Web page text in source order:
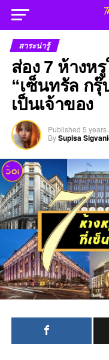
สาระน่ารู้
ส่อง 7 ห้างห
“เซ็นทรัล ก
เป็นเจ้าของ
Published 5 years
BySupisa